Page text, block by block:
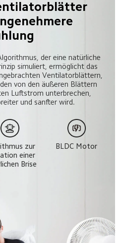
der eine natürliche
simuliert, ermöglicht das
Ventilatorblättern,
von den äußeren Blättern
Luftstrom unterbrechen,
und sanfter wird.
zur
einer
Brise
BLDC Motor